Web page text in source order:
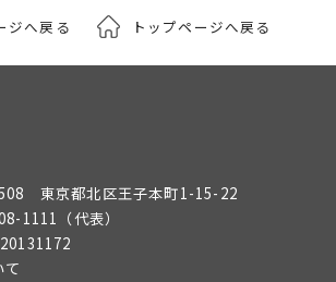
ジへ戻る トップページへ戻る
東京都北区王子本町1-15-22
1111 （代表）
て